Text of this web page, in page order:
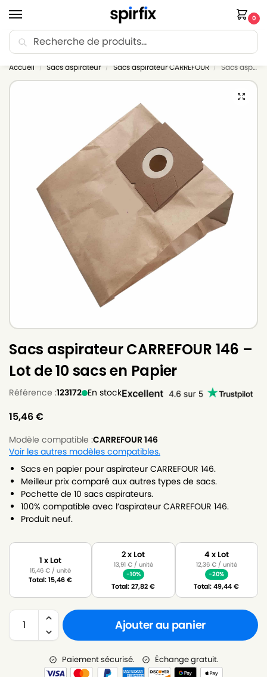
0
🚚 Livraison Point Relais offerte dès 30€ d’achat.
Accueil / Sacs aspirateur / Sacs aspirateur CARREFOUR / Sacs aspirateur CARREFOUR 146 – Lot de 10 sacs en Papier
Sacs aspirateur CARREFOUR 146 –
Lot de 10 sacs en Papier
Référence :123172 En stock
15,46€
Modèle compatible :CARREFOUR 146
Voir les autres modèles compatibles.
Sacs en papier pour aspirateur CARREFOUR 146.
Meilleur prix comparé aux autres types de sacs.
Pochette de 10 sacs aspirateurs.
100% compatible avec l’aspirateur CARREFOUR 146.
Produit neuf.
1 x Lot
15,46€ / unité
Total:15,46€
2 x Lot
13,91 €/ unité
-10%
Total:27,82€
4 x Lot
12,36 €/ unité
-20%
Total:49,44€
Ajouter au panier
Paiement sécurisé. Échange gratuit.